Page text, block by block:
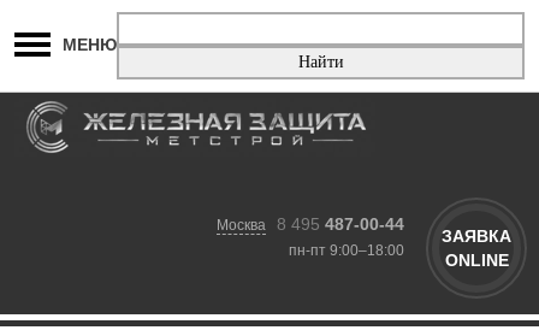
МЕНЮ
Москва 8 495 487-00-44
пн-пт 9:00–18:00
ЗАЯВКА
ONLINE